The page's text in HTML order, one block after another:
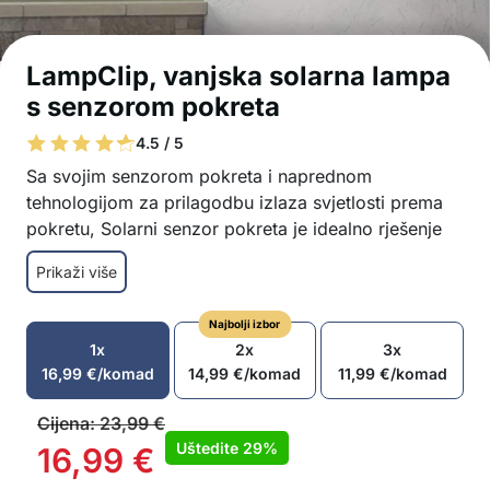
LampClip, vanjska solarna lampa
s senzorom pokreta
4.5 / 5
Sa svojim senzorom pokreta i naprednom
tehnologijom za prilagodbu izlaza svjetlosti prema
pokretu, Solarni senzor pokreta je idealno rješenje
za osvjetljavanje dvorišta, ograda, garaža i ulaza.
Pruža snažnu svjetlost, jednostavna je za instalaciju i
radi bez potrebe za električnom energijom jer se
puni solarnom energijom.
Lampa ima kopču tako da je možete instalirati
bilo gdje, bez bušenja ili oštećenja površina
Tri načina svjetlosti: jaka svjetlost, slaba
svjetlost ili stalna svjetlost
Kada se otkrije pokret, počinje svijetliti (od
Prikaži više
1x
16,99 €/komad
Najbolji izbor
2x
14,99€/komad
3x
11,99 €/komad
Cijena:23,99€
16,99 € Uštedite 29%